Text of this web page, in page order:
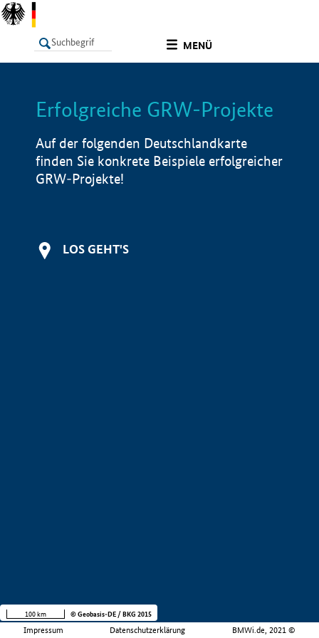
MENÜ
LISTE Info
Erfolgreiche GRW-Projekte
Auf der folgenden Deutschlandkarte
finden Sie konkrete Beispiele erfolgreicher
GRW-Projekte!
LOS GEHT'S
Impressum Datenschutzerklärung BMWi.de, 2021 ©
100 km © Geobasis-DE / BKG 2015